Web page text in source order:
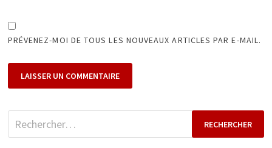
PRÉVENEZ-MOI DE TOUS LES NOUVEAUX ARTICLES PAR E-MAIL.
Rechercher :